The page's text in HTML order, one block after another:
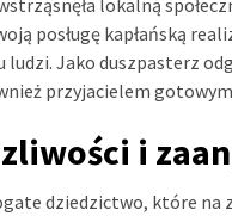
posługę kapłańską
Jako duszpasterz
przyjacielem
i
dziedzictwo, które